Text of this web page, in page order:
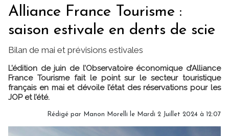
Alliance France Tourisme :
saison estivale en dents de scie
Bilan de mai et prévisions estivales
L’édition de juin de l’Observatoire économique d’Alliance
France Tourisme fait le point sur le secteur touristique
français en mai et dévoile l’état des réservations pour les
JOP et l’été.
Rédigé par Manon Morelli le Mardi 2 Juillet 2024 à 12:07